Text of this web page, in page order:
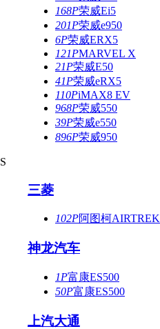
168P荣威Ei5
201P荣威e950
6P荣威ERX5
121PMARVEL X
21P荣威E50
41P荣威eRX5
110PiMAX8 EV
968P荣威550
39P荣威e550
896P荣威950
S
三菱
102P阿图柯AIRTREK
神龙汽车
1P富康ES500
50P富康ES500
上汽大通